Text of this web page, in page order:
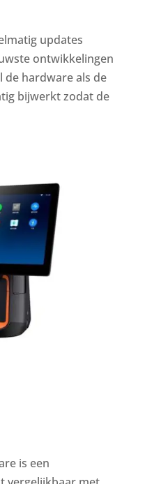
updates
ontwikkelingen
de hardware als de
bijwerkt zodat de
is een